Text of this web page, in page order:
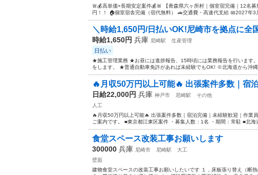
🚨💰高単価×長期安定案件💰🚨 【青森県六ヶ所村｜個室宿完備｜12名
円！！ 🏠個室宿舎完備（宿代無料） 🚗交通費・高速代支給 📅2027年3
＼時給1,650円/日払いOK!尼崎市を拠点に全
時給1,650円 兵庫 尼崎駅 生産管理
日払い
★施工管理業務 ★お昼には進捗報告、15時頃には業務報告を行います
をします。 ★普通自動車免許があれば未経験でもOK! ※北海道から沖
🔥月収50万円以上可能🔥 出張案件多数｜宿
日給22,000円 兵庫 神戸市 尼崎駅
その他
人工
🔥月収50万円以上可能🔥 出張案件多数｜宿泊完備｜未経験歓迎｜作業
ご案内です。 ■東京都江東区案件 ・募集人数：1名 ・期間：常駐 ■北海
食堂スペース改装工事お願いします
300000 兵庫 尼崎市 尼崎駅
大工
壁面
建物食堂スペースの改装工事お願いしたいです １，床板張り替え（断